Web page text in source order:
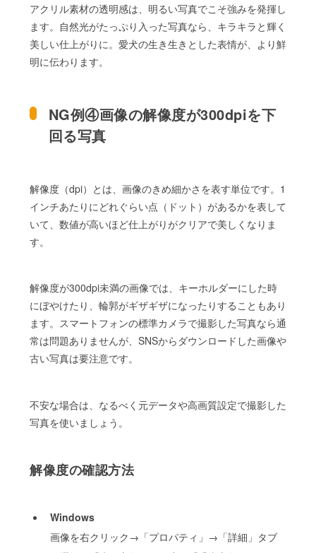
アクリル素材の透明感は、明るい写真でこそ強みを発揮し
ます。自然光がたっぷり入った写真なら、キラキラと輝く
美しい仕上がりに。愛犬の生き生きとした表情が、より鮮
明に伝わります。
NG例④画像の解像度が300dpiを下
回る写真
解像度（dpi）とは、画像のきめ細かさを表す単位です。1
インチあたりにどれぐらい点（ドット）があるかを表して
いて、数値が高いほど仕上がりがクリアで美しくなりま
す。
解像度が300dpi未満の画像では、キーホルダーにした時
にぼやけたり、輪郭がギザギザになったりすることもあり
ます。スマートフォンの標準カメラで撮影した写真なら通
常は問題ありませんが、SNSからダウンロードした画像や
古い写真は要注意です。
不安な場合は、なるべく元データや高画質設定で撮影した
写真を使いましょう。
解像度の確認方法
Windows
画像を右クリック→「プロパティ」→「詳細」タブ